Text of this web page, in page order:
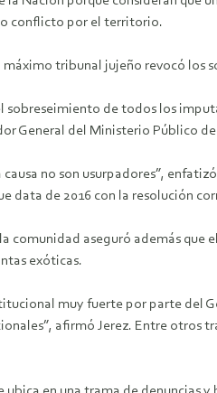
conflicto por el territorio.
máximo tribunal jujeño revocó los
sobreseimiento de todos los
General del Ministerio Público
causa no son usurpadores”,
data de 2016 con la resolución
comunidad aseguró además
exóticas.
muy fuerte por parte del
afirmó Jerez. Entre otros